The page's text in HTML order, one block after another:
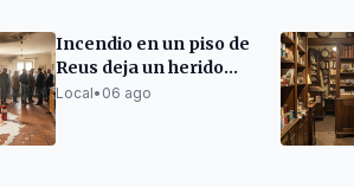
Incendio en un piso de
Reus deja un herido
leve
Local• 06 ago